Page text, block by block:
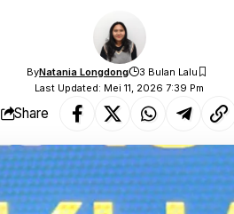
Last Updated: Mei 11, 2026 7:39 Pm
ByNatania Longdong 3 Bulan Lalu
Share